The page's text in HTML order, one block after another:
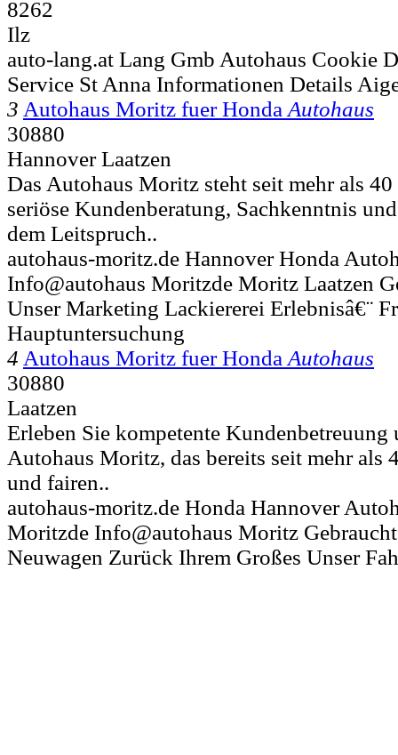
8262
Ilz
auto-lang.at Lang Gmb Autohaus Cookie
Service St Anna Informationen Details
3 Autohaus Moritz fuer Honda Autohaus
30880
Hannover Laatzen
Das Autohaus Moritz steht seit mehr als 40
seriöse Kundenberatung, Sachkenntnis
dem Leitspruch..
autohaus-moritz.de Hannover Honda
Info@autohaus Moritzde Moritz Laatzen
Unser Marketing Lackiererei Erlebnisâ€¨
Hauptuntersuchung
4 Autohaus Moritz fuer Honda Autohaus
30880
Laatzen
Erleben Sie kompetente
Autohaus Moritz, das bereits seit mehr als
und fairen..
autohaus-moritz.de Honda Hannover
Moritzde Info@autohaus Moritz
Neuwagen Zurück Ihrem Großes Unser